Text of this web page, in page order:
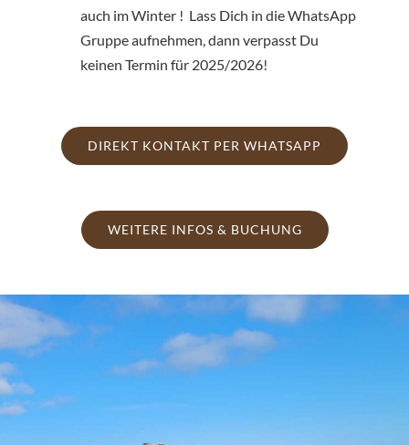
auch im Winter ! Lass Dich in die WhatsApp
Gruppe aufnehmen, dann verpasst Du
keinen Termin für 2025/2026!
DIREKT KONTAKT PER WHATSAPP
WEITERE INFOS & BUCHUNG